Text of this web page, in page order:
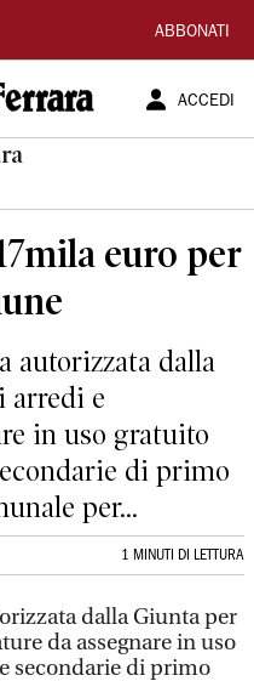
ABBONATI
ACCEDI
euro per
autorizzata dalla
arredi e
in uso gratuito
di primo
per...
1 MINUTI DI LETTURA
dalla Giunta per
da assegnare in uso
secondarie di primo